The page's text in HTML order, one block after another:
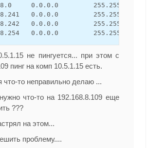
0.0.0.0
0.0.0.0
0.0.0.0
0.0.0.0
не пингуется... при этом с
пинг на комп 10.5.1.15 есть.
что-то неправильно делаю ...
что-то на 192.168.8.109 еще
???
на этом...
проблему....